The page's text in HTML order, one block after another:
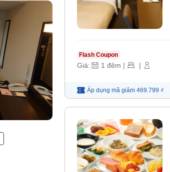
Flash Coupon
Giá: 1 đêm | |
Áp dụng mã giảm 469.799 ₫